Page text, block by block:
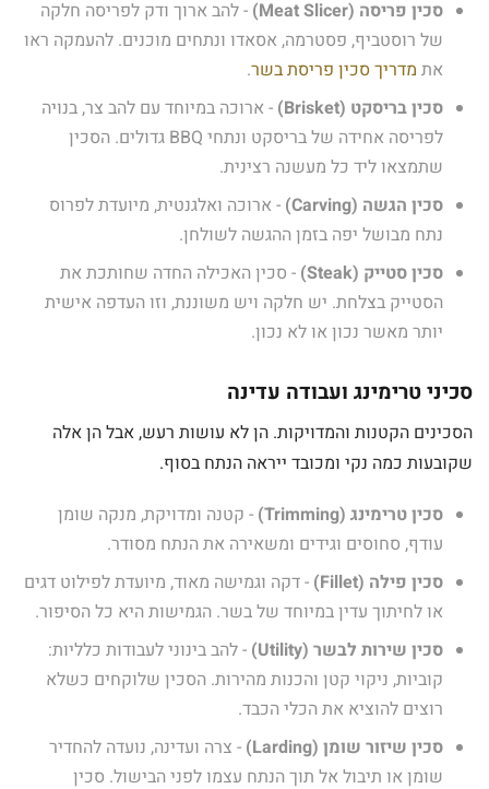
סכין פריסה (Meat Slicer)
- להב ארוך ודק לפריסה חלקה
של רוסטביף, פסטרמה, אסאדו ונתחים מוכנים. להעמקה ראו
את מדריך סכין פריסת בשר.
סכין בריסקט (Brisket)
- ארוכה במיוחד עם להב צר, בנויה
לפריסה אחידה של בריסקט ונתחי BBQ גדולים. הסכין
שתמצאו ליד כל מעשנה רצינית.
סכין הגשה (Carving)
- ארוכה ואלגנטית, מיועדת לפרוס
נתח מבושל יפה בזמן ההגשה לשולחן.
סכין סטייק (Steak)
- סכין האכילה החדה שחותכת את
הסטייק בצלחת. יש חלקה ויש משוננת, וזו העדפה אישית
יותר מאשר נכון או לא נכון.
סכיני טרימינג ועבודה עדינה
הסכינים הקטנות והמדויקות. הן לא עושות רעש, אבל הן אלה
שקובעות כמה נקי ומכובד ייראה הנתח בסוף.
סכין טרימינג (Trimming)
- קטנה ומדויקת, מנקה שומן
עודף, סחוסים וגידים ומשאירה את הנתח מסודר.
סכין פילה (Fillet)
- דקה וגמישה מאוד, מיועדת לפילוט דגים
או לחיתוך עדין במיוחד של בשר. הגמישות היא כל הסיפור.
סכין שירות לבשר (Utility)
- להב בינוני לעבודות כלליות:
קוביות, ניקוי קטן והכנות מהירות. הסכין שלוקחים כשלא
רוצים להוציא את הכלי הכבד.
סכין שיזור שומן (Larding)
- צרה ועדינה, נועדה להחדיר
שומן או תיבול אל תוך הנתח עצמו לפני הבישול. סכין